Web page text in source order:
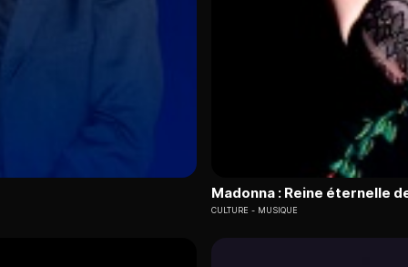
Madonna : Reine éternelle
CULTURE MUSIQUE